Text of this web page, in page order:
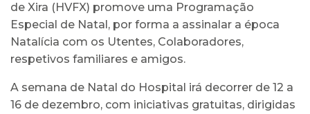
de Xira (HVFX) promove uma Programação
Especial de Natal, por forma a assinalar a época
Natalícia com os Utentes, Colaboradores,
respetivos familiares e amigos.
A semana de Natal do Hospital irá decorrer de 12 a
16 de dezembro, com iniciativas gratuitas, dirigidas